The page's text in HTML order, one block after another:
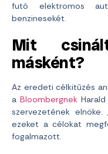
futó elektromos
benzinesekét.
Mit
másként?
Az eredeti célkitűzés
a BloombergnekHarald
szervezetének
ezeket a célokat
fogalmazott.